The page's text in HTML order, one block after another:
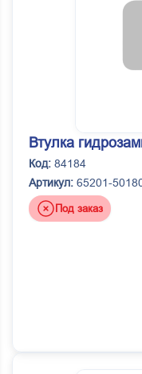
Втулка
Код: 84184
Артикул: 65201-
Под заказ